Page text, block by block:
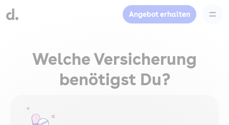
Angebot erhalten
Welche Versicherung
benötigst Du?